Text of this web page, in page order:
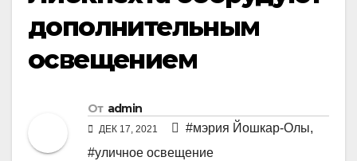
дополнительным
освещением
От admin
ДЕК 17, 2021 #мэрия Йошкар-Олы,
#уличное освещение